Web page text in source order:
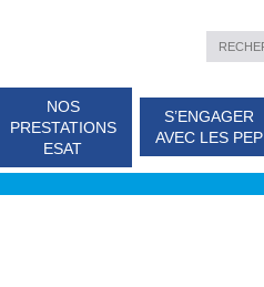
NOS
PRESTATIONS
ESAT
S’ENGAGER
AVEC LES PEP